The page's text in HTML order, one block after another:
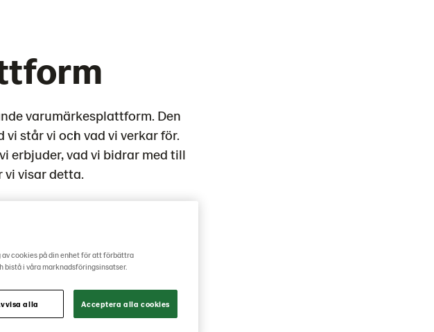
varumärkesplattform. Den
vi står vi och vad vi verkar för.
erbjuder, vad vi bidrar med till
vi visar detta.
varumärken och
arbetssätt och att
genom hela
cookies på din enhet för att förbättra
bistå i våra marknadsföringsinsatser.
alla Acceptera alla cookies